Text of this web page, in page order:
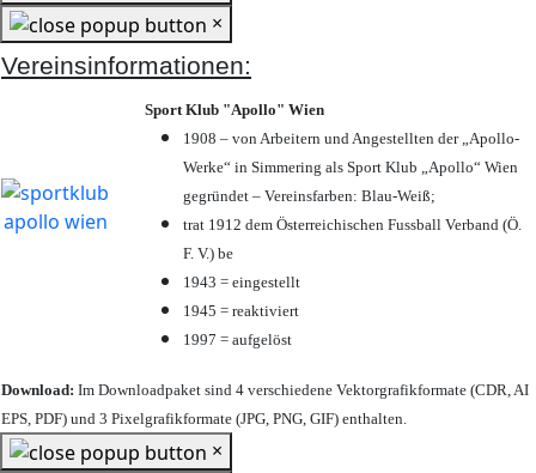
×
Vereinsinformationen:
Sport Klub "Apollo" Wien
1908 – von Arbeitern und Angestellten der „Apollo-
Werke“ in Simmering als Sport Klub „Apollo“ Wien
gegründet – Vereinsfarben: Blau-Weiß;
trat 1912 dem Österreichischen Fussball Verband (Ö.
F. V.) be
1943 = eingestellt
1945 = reaktiviert
1997 = aufgelöst
Download: Im Downloadpaket sind 4 verschiedene Vektorgrafikformate (CDR, AI
EPS, PDF) und 3 Pixelgrafikformate (JPG, PNG, GIF) enthalten.
×